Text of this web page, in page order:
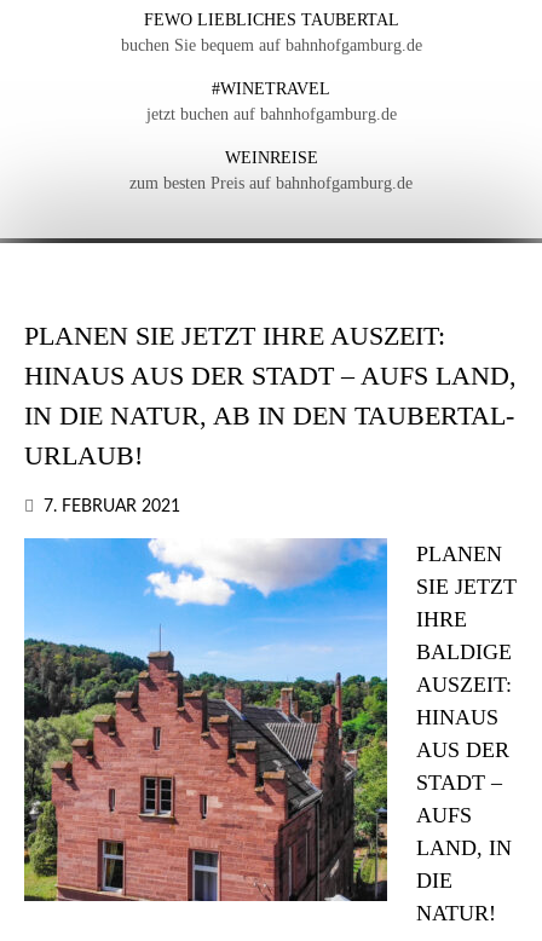
FEWO LIEBLICHES TAUBERTAL
buchen Sie bequem auf bahnhofgamburg.de
#WINETRAVEL
jetzt buchen auf bahnhofgamburg.de
WEINREISE
zum besten Preis auf bahnhofgamburg.de
PLANEN SIE JETZT IHRE AUSZEIT:
HINAUS AUS DER STADT – AUFS LAND,
IN DIE NATUR, AB IN DEN TAUBERTAL-
URLAUB!
7. FEBRUAR 2021
PLANEN
SIE JETZT
IHRE
BALDIGE
AUSZEIT:
HINAUS
AUS DER
STADT –
AUFS
LAND, IN
DIE
NATUR!